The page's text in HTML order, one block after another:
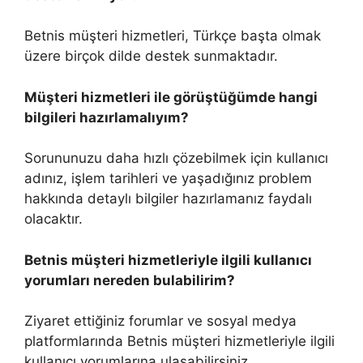
Betnis müşteri hizmetleri, Türkçe başta olmak
üzere birçok dilde destek sunmaktadır.
Müşteri hizmetleri ile görüştüğümde hangi
bilgileri hazırlamalıyım?
Sorununuzu daha hızlı çözebilmek için kullanıcı
adınız, işlem tarihleri ve yaşadığınız problem
hakkında detaylı bilgiler hazırlamanız faydalı
olacaktır.
Betnis müşteri hizmetleriyle ilgili kullanıcı
yorumları nereden bulabilirim?
Ziyaret ettiğiniz forumlar ve sosyal medya
platformlarında Betnis müşteri hizmetleriyle ilgili